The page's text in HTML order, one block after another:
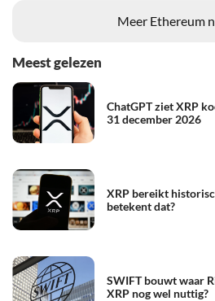
Meer Ethereum
Meest gelezen
ChatGPT ziet XRP
31 december 2026
XRP bereikt
betekent dat?
SWIFT bouwt waar
XRP nog wel nuttig?